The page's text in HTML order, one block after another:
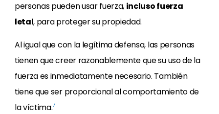
personas pueden usar fuerza, incluso fuerza
letal, para proteger su propiedad.
Al igual que con la legítima defensa, las personas
tienen que creer razonablemente que su uso de la
fuerza es inmediatamente necesario. También
tiene que ser proporcional al comportamiento de
la víctima.7